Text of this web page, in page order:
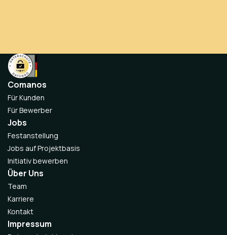
Comanos
Für Kunden
Für Bewerber
Jobs
Festanstellung
Jobs auf Projektbasis
Initiativ bewerben
Über Uns
Team
Karriere
Kontakt
Impressum